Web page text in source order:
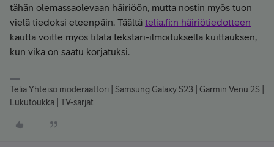
tähän olemassaolevaan häiriöön, mutta nostin myös tuon
vielä tiedoksi eteenpäin. Täältä telia.fi:n häiriötiedotteen
kautta voitte myös tilata tekstari-ilmoituksella kuittauksen,
kun vika on saatu korjatuksi.
Telia Yhteisö moderaattori | Samsung Galaxy S23 | Garmin Venu 2S |
Lukutoukka | TV-sarjat